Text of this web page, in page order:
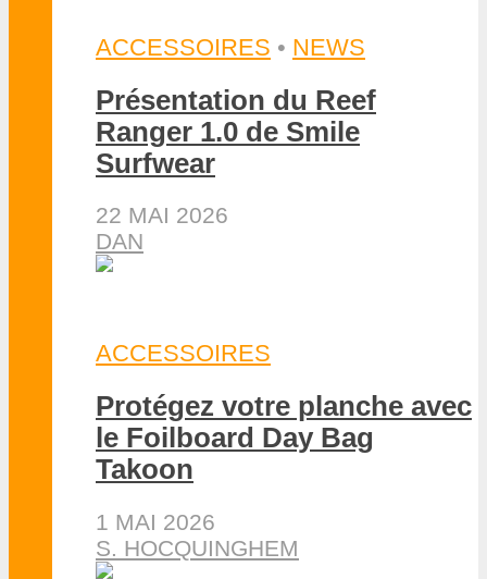
ACCESSOIRES • NEWS
Présentation du Reef
Ranger 1.0 de Smile
Surfwear
22 MAI 2026
DAN
ACCESSOIRES
Protégez votre planche avec
le Foilboard Day Bag
Takoon
1 MAI 2026
S. HOCQUINGHEM